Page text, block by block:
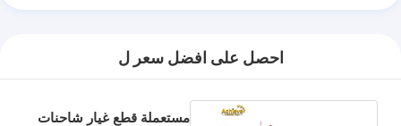
احصل على افضل سعر ل
مستعملة قطع غيار شاحنات